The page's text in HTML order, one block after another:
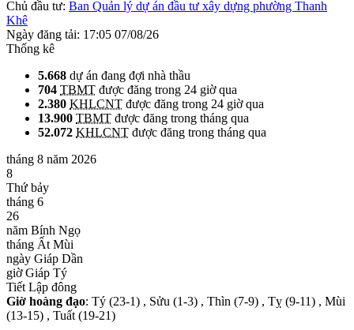
Chủ đầu tư: Ban Quản lý dự án đầu tư xây dựng phường Thanh
Khê
Ngày đăng tải: 17:05 07/08/26
Thống kê
5.668 dự án đang đợi nhà thầu
704 TBMT được đăng trong 24 giờ qua
2.380 KHLCNT được đăng trong 24 giờ qua
13.900 TBMT được đăng trong tháng qua
52.072 KHLCNT được đăng trong tháng qua
tháng 8 năm 2026
8
Thứ bảy
tháng 6
26
năm Bính Ngọ
tháng Ất Mùi
ngày Giáp Dần
giờ Giáp Tý
Tiết Lập đông
Giờ hoàng đạo: Tý (23-1) , Sửu (1-3) , Thìn (7-9) , Tỵ (9-11) , Mùi
(13-15) , Tuất (19-21)